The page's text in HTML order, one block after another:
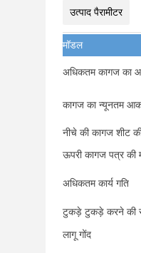
उत्पाद पैरामीटर
मॉडल
अधिकतम कागज का
कागज का न्यूनतम
नीचे की कागज शीट
ऊपरी कागज पत्र की
अधिकतम कार्य गति
टुकड़े टुकड़े करने की
लागू गोंद